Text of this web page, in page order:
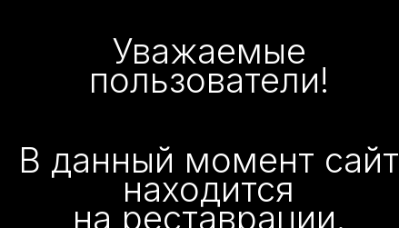
Уважаемые
пользователи!
В данный момент сайт
находится
на реставрации.